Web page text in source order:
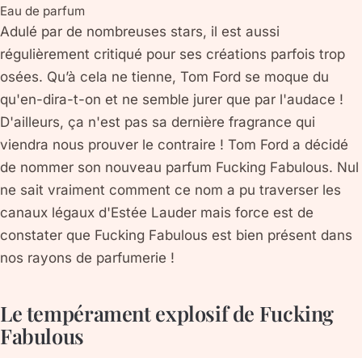
Eau de parfum
Adulé par de nombreuses stars, il est aussi
régulièrement critiqué pour ses créations parfois trop
osées. Qu’à cela ne tienne, Tom Ford se moque du
qu'en-dira-t-on et ne semble jurer que par l'audace !
D'ailleurs, ça n'est pas sa dernière fragrance qui
viendra nous prouver le contraire ! Tom Ford a décidé
de nommer son nouveau parfum Fucking Fabulous. Nul
ne sait vraiment comment ce nom a pu traverser les
canaux légaux d'Estée Lauder mais force est de
constater que Fucking Fabulous est bien présent dans
nos rayons de parfumerie !
Le tempérament explosif de Fucking
Fabulous